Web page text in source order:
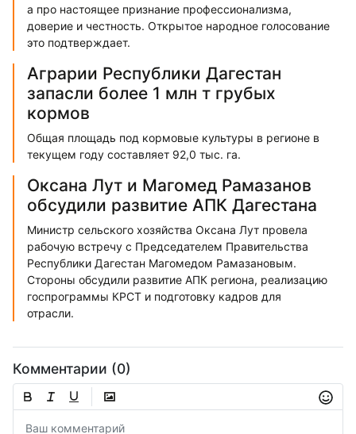
а про настоящее признание профессионализма,
доверие и честность. Открытое народное голосование
это подтверждает.
Аграрии Республики Дагестан
запасли более 1 млн т грубых
кормов
Общая площадь под кормовые культуры в регионе в
текущем году составляет 92,0 тыс. га.
Оксана Лут и Магомед Рамазанов
обсудили развитие АПК Дагестана
Министр сельского хозяйства Оксана Лут провела
рабочую встречу с Председателем Правительства
Республики Дагестан Магомедом Рамазановым.
Стороны обсудили развитие АПК региона, реализацию
госпрограммы КРСТ и подготовку кадров для
отрасли.
Комментарии (0)